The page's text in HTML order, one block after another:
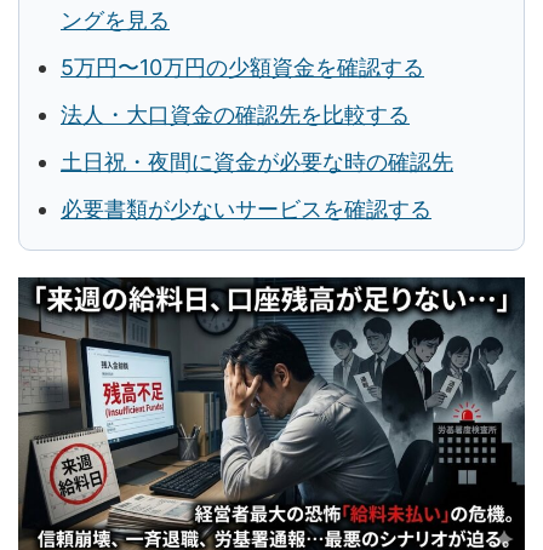
ングを見る
5万円〜10万円の少額資金を確認する
法人・大口資金の確認先を比較する
土日祝・夜間に資金が必要な時の確認先
必要書類が少ないサービスを確認する